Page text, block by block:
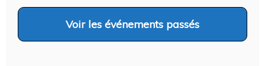
Voir les événements passés